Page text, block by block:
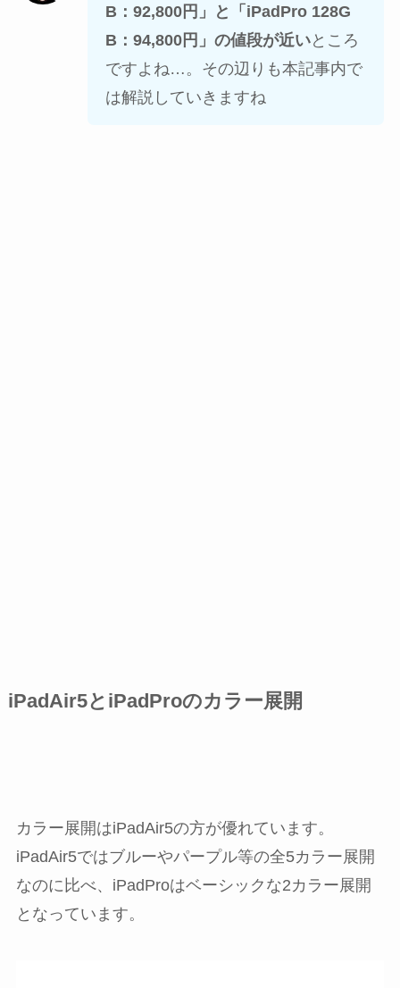
B：92,800円」と「iPadPro 128G
B：94,800円」の値段が近いところ
ですよね…。その辺りも本記事内で
は解説していきますね
iPadAir5とiPadProのカラー展開
カラー展開はiPadAir5の方が優れています。
iPadAir5ではブルーやパープル等の全5カラー展開
なのに比べ、iPadProはベーシックな2カラー展開
となっています。